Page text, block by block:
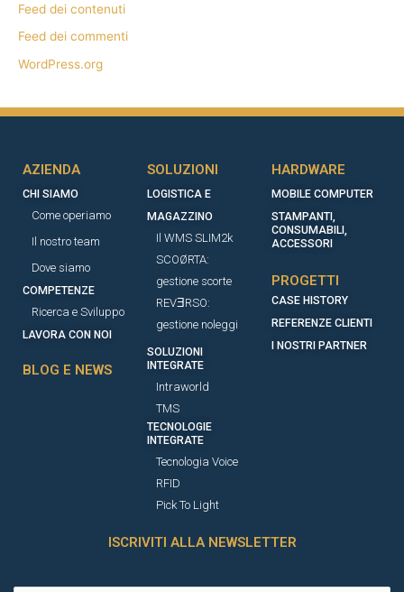
Feed dei contenuti
Feed dei commenti
WordPress.org
AZIENDA
CHI SIAMO
Come operiamo
Il nostro team
Dove siamo
COMPETENZE
Ricerca e Sviluppo
LAVORA CON NOI
BLOG E NEWS
SOLUZIONI
LOGISTICA E
MAGAZZINO
Il WMS SLIM2k
SCOØRTA:
gestione scorte
REVƎRSO:
gestione noleggi
SOLUZIONI
INTEGRATE
Intraworld
TMS
TECNOLOGIE
INTEGRATE
Tecnologia Voice
RFID
Pick To Light
HARDWARE
MOBILE COMPUTER
STAMPANTI,
CONSUMABILI,
ACCESSORI​
PROGETTI
CASE HISTORY
REFERENZE CLIENTI
I NOSTRI PARTNER
ISCRIVITI ALLA NEWSLETTER